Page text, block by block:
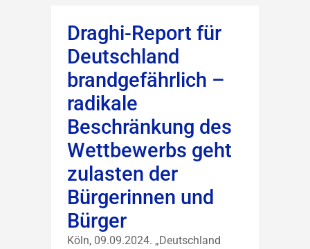
Draghi-Report für
Deutschland
brandgefährlich –
radikale
Beschränkung des
Wettbewerbs geht
zulasten der
Bürgerinnen und
Bürger
Köln, 09.09.2024. „Deutschland